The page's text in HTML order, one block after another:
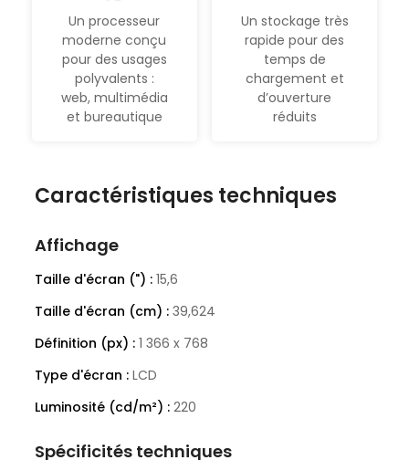
Un processeur
moderne conçu
pour des usages
polyvalents :
web, multimédia
et bureautique
Un stockage très
rapide pour des
temps de
chargement et
d’ouverture
réduits
Caractéristiques techniques
Affichage
Taille d'écran (") : 15,6
Taille d'écran (cm) : 39,624
Définition (px) : 1 366 x 768
Type d'écran : LCD
Luminosité (cd/m²) : 220
Spécificités techniques